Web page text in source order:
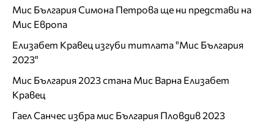
Мис България Симона Петрова ще ни представи на
Мис Европа
Елизабет Кравец изгуби титлата "Мис България
2023"
Мис България 2023 стана Мис Варна Елизабет
Кравец
Гаел Санчес избра мис България Пловдив 2023